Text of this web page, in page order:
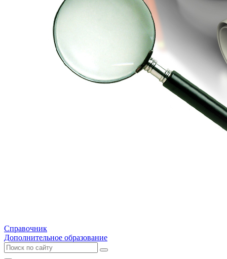
Справочник
Дополнительное образование